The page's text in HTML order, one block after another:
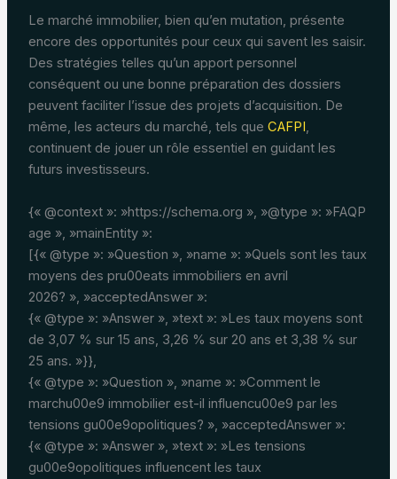
Le marché immobilier, bien qu’en mutation, présente
encore des opportunités pour ceux qui savent les saisir.
Des stratégies telles qu’un apport personnel
conséquent ou une bonne préparation des dossiers
peuvent faciliter l’issue des projets d’acquisition. De
même, les acteurs du marché, tels que CAFPI ,
continuent de jouer un rôle essentiel en guidant les
futurs investisseurs.
{« @context »: »https://schema.org », »@type »: »FAQP
age », »mainEntity »:
[{« @type »: »Question », »name »: »Quels sont les taux
moyens des pru00eats immobiliers en avril
2026? », »acceptedAnswer »:
{« @type »: »Answer », »text »: »Les taux moyens sont
de 3,07 % sur 15 ans, 3,26 % sur 20 ans et 3,38 % sur
25 ans. »}},
{« @type »: »Question », »name »: »Comment le
marchu00e9 immobilier est-il influencu00e9 par les
tensions gu00e9opolitiques? », »acceptedAnswer »:
{« @type »: »Answer », »text »: »Les tensions
gu00e9opolitiques influencent les taux